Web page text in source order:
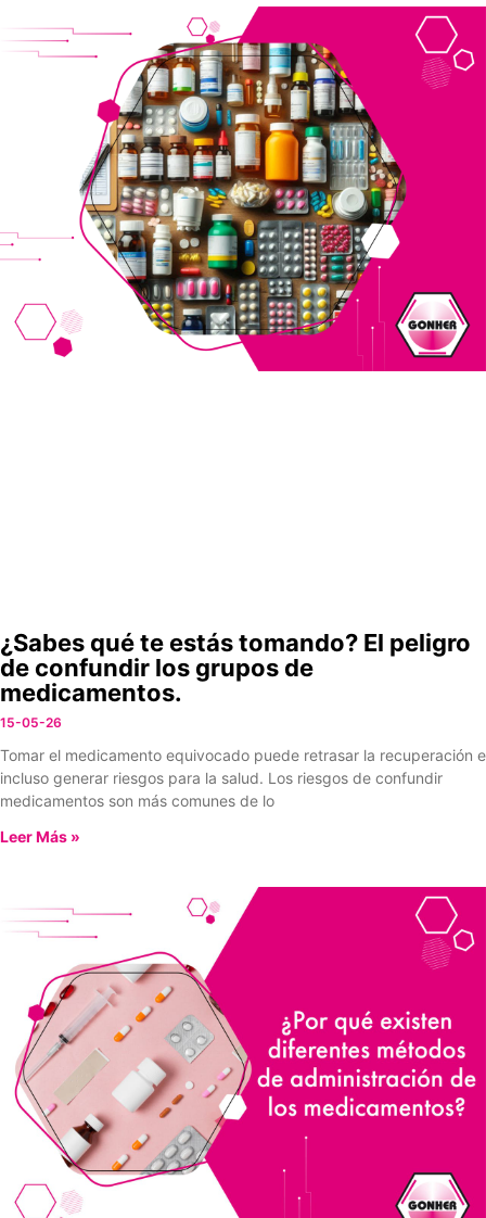
¿Sabes qué te estás tomando? El peligro
de confundir los grupos de
medicamentos.
15-05-26
Tomar el medicamento equivocado puede retrasar la recuperación e
incluso generar riesgos para la salud. Los riesgos de confundir
medicamentos son más comunes de lo
Leer Más »